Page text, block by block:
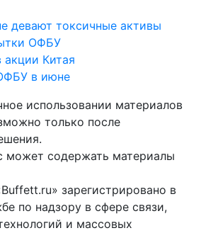
девают токсичные активы
ОФБУ
акции Китая
в июне
использовании материалов
только после
может содержать материалы
зарегистрировано в
по надзору в сфере связи,
и массовых